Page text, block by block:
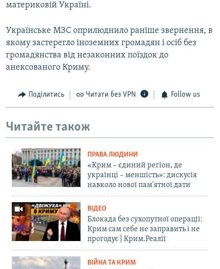
материковій Україні.
Українське МЗС оприлюднило раніше звернення, в
якому застерегло іноземних громадян і осіб без
громадянства від незаконних поїздок до
анексованого Криму.
Поділитись Читати без VPN Follow us
Читайте також
ПРАВА ЛЮДИНИ
«Крим – єдиний регіон, де
українці – меншість»: дискусія
навколо нової пам'ятної дати
ВІДЕО
Блокада без сухопутної операції:
Крим сам себе не заправить і не
прогодує | Крим.Реалії
ВІЙНА ТА КРИМ